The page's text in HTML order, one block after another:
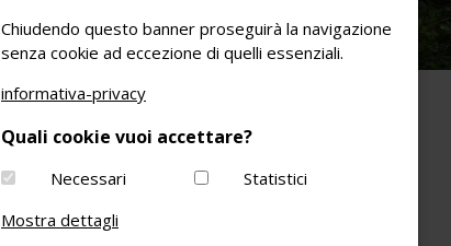
Chiudendo questo banner proseguirà la navigazione
senza cookie ad eccezione di quelli essenziali.
informativa-privacy
Quali cookie vuoi accettare?
Necessari
Statistici
Mostra dettagli